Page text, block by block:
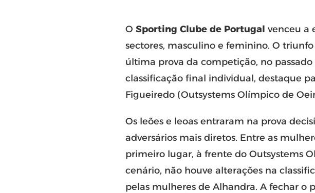
O Sporting Clube de Portugal venceu a
sectores, masculino e feminino. O
última prova da competição, no
classificação final individual, destaque
Figueiredo (Outsystems Olímpico de
Os leões e leoas entraram na prova
adversários mais diretos. Entre as
primeiro lugar, à frente do Outsystems
cenário, não houve alterações na
pelas mulheres de Alhandra. A fechar o